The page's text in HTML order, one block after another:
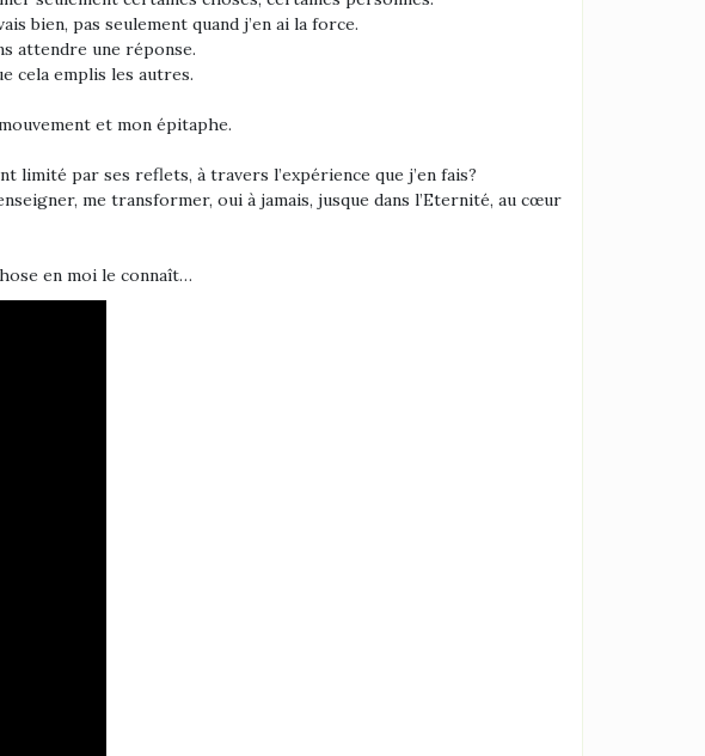
bien, pas seulement quand j’en ai la force.
attendre une réponse.
cela emplis les autres.
et mon épitaphe.
limité par ses reflets, à travers l’expérience que j’en fais?
me transformer, oui à jamais, jusque dans l’Eternité, au cœur
en moi le connaît…